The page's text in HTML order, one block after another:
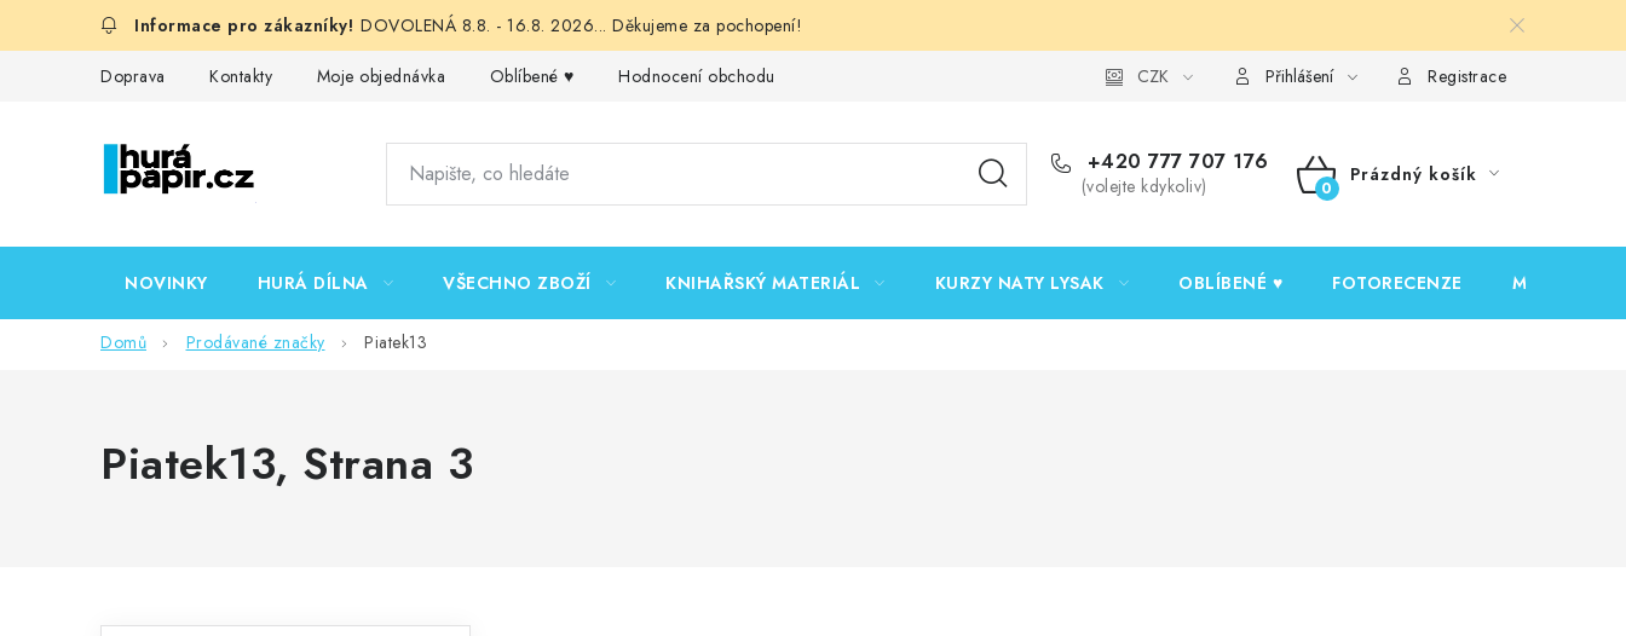
DOVOLENÁ 8.8. - 16.8. 2026... Děkujeme za pochopení!
Doprava Kontakty Moje objednávka Oblíbené ♥️ Hodnocení obchodu Podmínky ochrany osobních údajů Ověřování recenzí
CZK Přihlášení Registrace
+420 777 707 176
(volejte kdykoliv)
NÁKUPNÍ
Prázdný košík
NOVINKY HURÁ DÍLNA VŠECHNO ZBOŽÍ KNIHAŘSKÝ MATERIÁL KURZY NATY LYSAK OBLÍBENÉ ♥️ FOTORECENZE MOJE
Domů Prodávané značky Piatek13
Piatek13, Strana 3